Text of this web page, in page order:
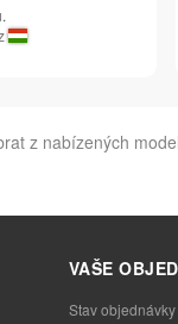
z nabízených
VAŠE
Stav objednávky